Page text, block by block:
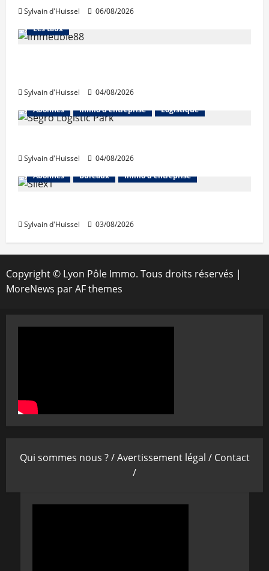
Sylvain d'Huissel 06/08/2026
Abonnés Financement
Les taux
Sylvain d'Huissel
04/08/2026
Abonnés
Immo d'entreprise Logistique
Sylvain d'Huissel
04/08/2026
Abonnés
Bureaux Immo d'entreprise
Sylvain d'Huissel 03/08/2026
Copyright © Lyon Pôle Immo. Tous droits réservés |
MoreNews par AF themes
Qui sommes nous ? /Avertissement légal / Contact
/